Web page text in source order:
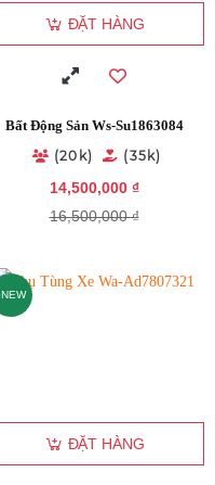
ĐẶT HÀNG
Bất Động Sản Ws-Su1863084
(20k)
(35k)
14,500,000 ₫
16,500,000 ₫
NEW
ĐẶT HÀNG